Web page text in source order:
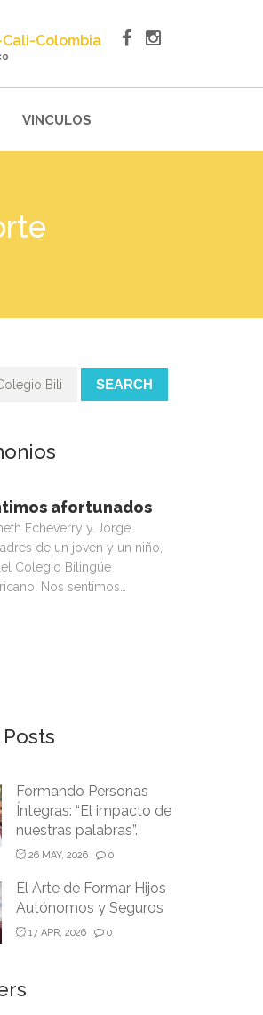
Cali-Colombia
VINCULOS
SEARCH
Lasso Celis da
Dios por
a esta gran
Formando Personas
Íntegras: “El impacto de
nuestras palabras”.
26 MAY, 2026 0
El Arte de Formar Hijos
Autónomos y Seguros
17 APR, 2026 0